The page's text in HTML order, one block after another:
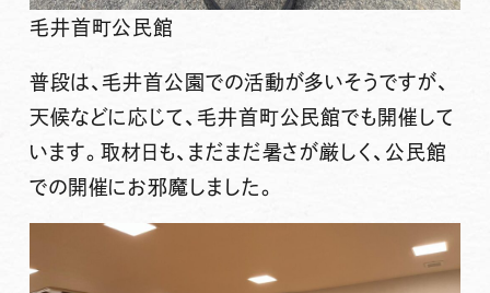
毛井首町公民館
普段は、 毛井首公園 での活動が多いそうですが、
天候などに応じて、 毛井首町公民館でも開催して
います。取材日も、まだまだ暑さが厳しく、公民館
での開催にお邪魔しました。